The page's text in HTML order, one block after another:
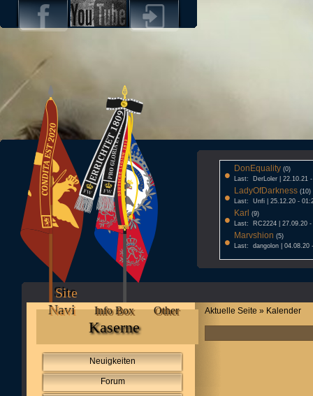
• DonEquality (0)
Last: DerLoler | 22.10.21
• LadyOfDarkness (10)
Last: Unfi | 25.12.20 -
• Karl (9)
Last: RC2224 | 27.09.20 -
• Marvshion (5)
Last: dangolon | 04.08.20
Site
Navi
Info Box Other
Kaserne
Neuigkeiten
Forum
Aktuelle Seite » Kalender